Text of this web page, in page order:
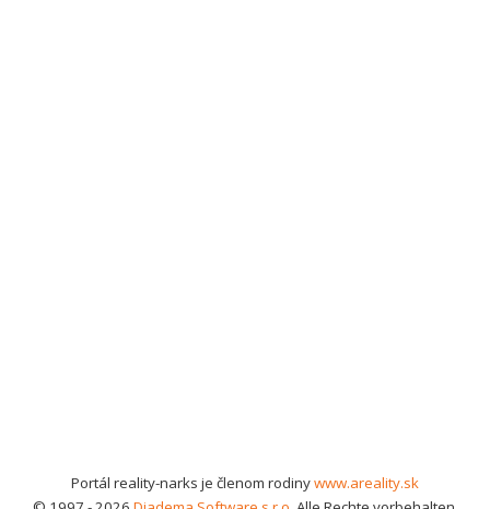
Portál reality-narks je členom rodinywww.areality.sk